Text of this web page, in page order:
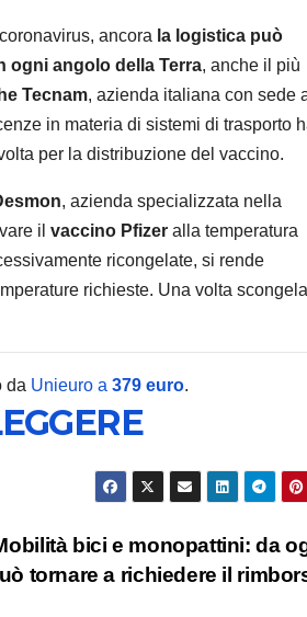
ancora la logistica può
ogni angolo della Terra, anche il più
Tecnam, azienda italiana con sede
in materia di sistemi di trasporto
per la distribuzione del vaccino.
, azienda specializzata nella
il vaccino Pfizer alla temperatura
ricongelate, si rende
richieste. Una volta
da Unieuro a 379 euro.
bici e monopattini: da
tornare a richiedere il
TECNOLOGIA
Edifier
da
USB